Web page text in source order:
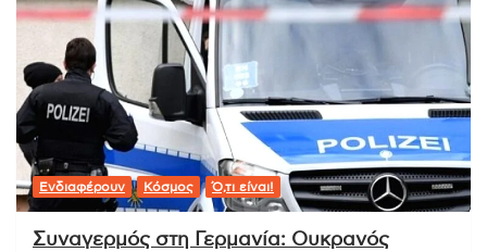
Ενδιαφέρουν Κόσμος Ό,τι είναι!
Συναγερμός στη Γερμανία: Ουκρανός